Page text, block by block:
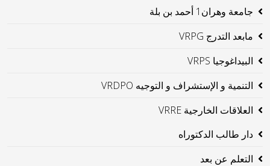
جامعة وهران1 أحمد بن بلة
مابعد التدرج VRPG
البيداغوجيا VRPS
التنمية و الإستشراف و التوجيه VRDPO
العلاقات الخارجية VRRE
دار طالب الدكتوراه
التعلم عن بعد